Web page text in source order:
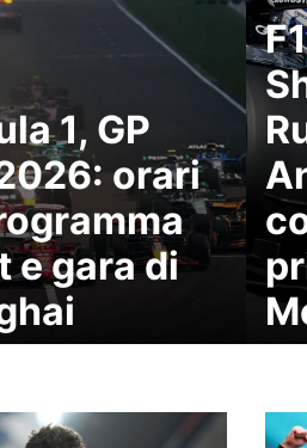
1, GP
orari
e gara di